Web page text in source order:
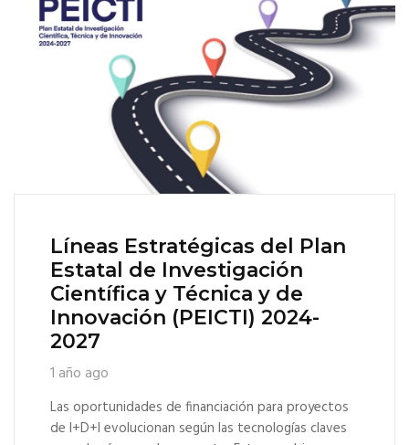
Líneas Estratégicas del Plan
Estatal de Investigación
Científica y Técnica y de
Innovación (PEICTI) 2024-
2027
1 año ago
Las oportunidades de financiación para proyectos
de I+D+I evolucionan según las tecnologías claves